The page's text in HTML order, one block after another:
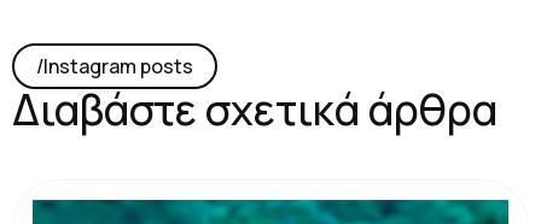
/lnstagram posts
Διαβάστε σχετικά άρθρα